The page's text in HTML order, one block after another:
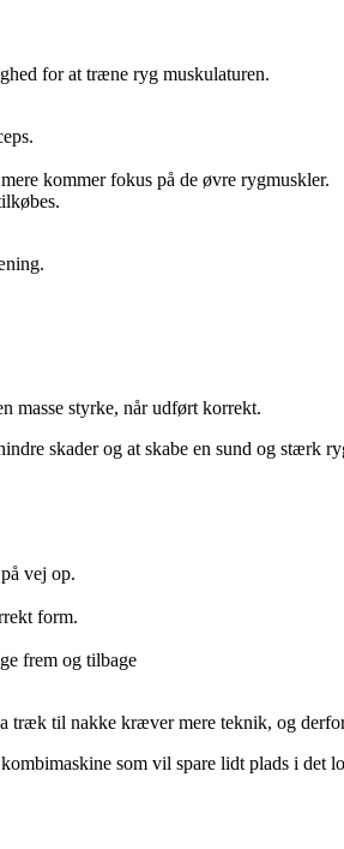
for at træne ryg muskulaturen.
kommer fokus på de øvre rygmuskler.
masse styrke, når udført korrekt.
skader og at skabe en sund og stærk
vej op.
form.
frem og tilbage
træk til nakke kræver mere teknik, og
som vil spare lidt plads i det